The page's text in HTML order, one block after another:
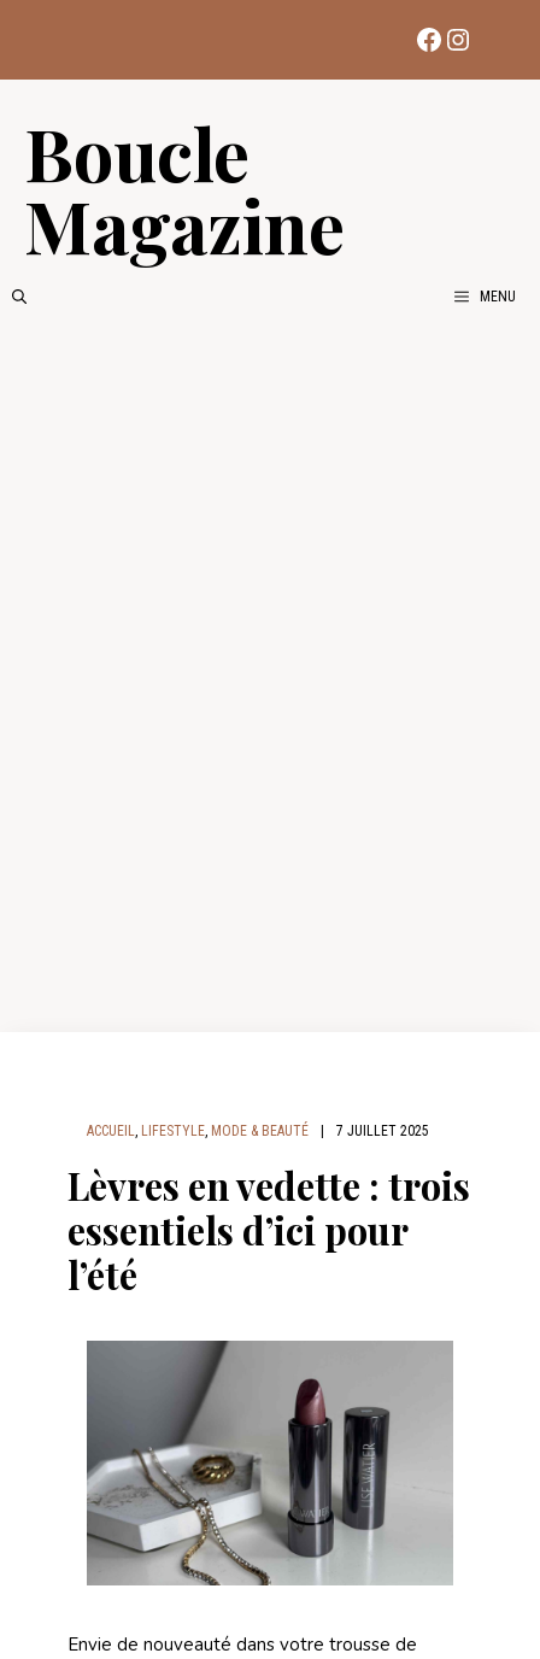
contenu
Facebook
Boucle
Magazine
MENU
ACCUEIL, LIFESTYLE, MODE & BEAUTÉ 7 JUILLET 2025
Lèvres en vedette : trois
essentiels d’ici pour
l’été
Envie de nouveauté dans votre trousse de